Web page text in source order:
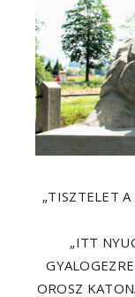
„TISZTELET
„ITT
OROSZ